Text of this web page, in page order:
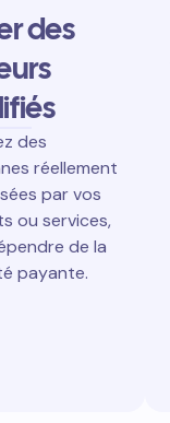
des
des
réellement
par vos
ou services,
de la
payante.